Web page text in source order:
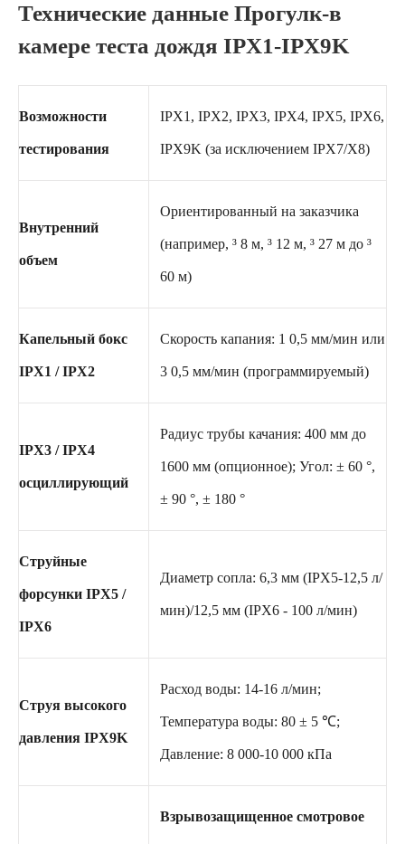
Технические данные Прогулк-в
камере теста дождя IPX1-IPX9K
Возможности
тестирования
IPX1, IPX2, IPX3, IPX4, IPX5, IPX6,
IPX9K (за исключением IPX7/X8)
Внутренний
объем
Ориентированный на заказчика
(например, ³ 8 м, ³ 12 м, ³ 27 м до ³
60 м)
Капельный бокс
IPX1 / IPX2
Скорость капания: 1 0,5 мм/мин или
3 0,5 мм/мин (программируемый)
IPX3 / IPX4
осциллирующий
Радиус трубы качания: 400 мм до
1600 мм (опционное); Угол: ± 60 °,
± 90 °, ± 180 °
Струйные
форсунки IPX5 /
IPX6
Диаметр сопла: 6,3 мм (IPX5-12,5 л/
мин)/12,5 мм (IPX6 - 100 л/мин)
Струя высокого
давления IPX9K
Расход воды: 14-16 л/мин;
Температура воды: 80 ± 5 ℃;
Давление: 8 000-10 000 кПа
Взрывозащищенное смотровое